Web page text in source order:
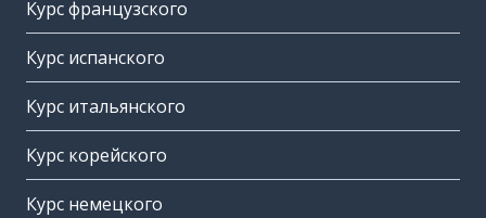
Курс французского
Курс испанского
Курс итальянского
Курс корейского
Курс немецкого